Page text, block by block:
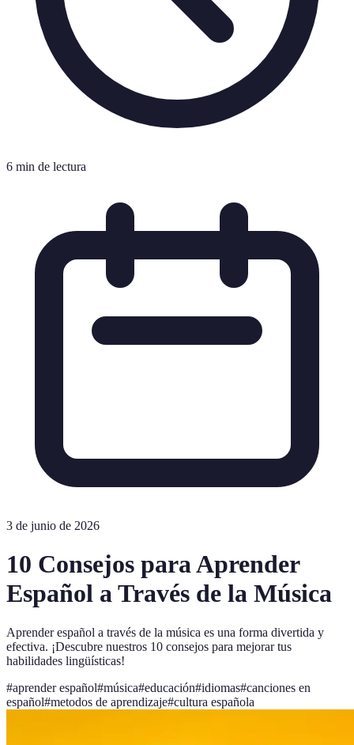
6 min de lectura
3 de junio de 2026
10 Consejos para Aprender
Español a Través de la Música
Aprender español a través de la música es una forma divertida y
efectiva. ¡Descubre nuestros 10 consejos para mejorar tus
habilidades lingüísticas!
#aprender español#música#educación#idiomas#canciones en
español#metodos de aprendizaje#cultura española